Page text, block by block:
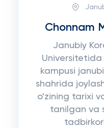
Chonnam
Janubiy
Universitetida
kampusi
shahrida
o'zining tarixi
tanilgan va